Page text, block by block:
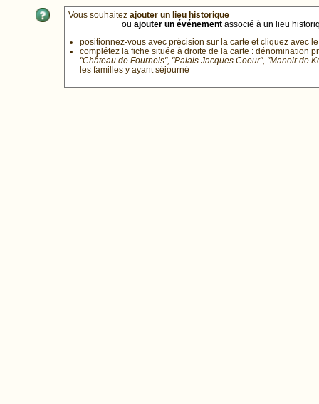
Vous souhaitez ajouter un lieu historique
ou ajouter un événement associé à un lieu
positionnez-vous avec précision sur la carte et cliquez avec
complétez la fiche située à droite de la carte : dénomination
"Château de Fournels", "Palais Jacques Coeur", "Manoir de
les familles y ayant séjourné